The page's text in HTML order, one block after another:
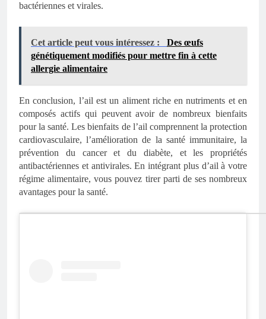
bactériennes et virales.
Cet article peut vous intéressez :
Des œufs
génétiquement modifiés pour mettre fin à cette
allergie alimentaire
En conclusion, l’ail est un aliment riche en nutriments et en
composés actifs qui peuvent avoir de nombreux bienfaits
pour la santé. Les bienfaits de l’ail comprennent la protection
cardiovasculaire, l’amélioration de la santé immunitaire, la
prévention du cancer et du diabète, et les propriétés
antibactériennes et antivirales. En intégrant plus d’ail à votre
régime alimentaire, vous pouvez tirer parti de ses nombreux
avantages pour la santé.